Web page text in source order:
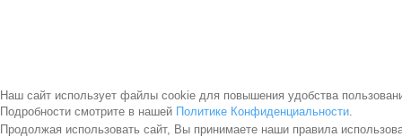
Наш сайт использует файлы cookie для повышения удобства
Подробности смотрите в нашей Политике Конфиденциальности.
Продолжая использовать сайт, Вы принимаете наши правила